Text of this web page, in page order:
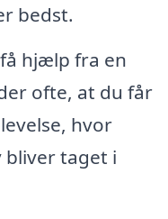
bedst.
hjælp fra en
ofte, at du får
hvor
bliver taget i